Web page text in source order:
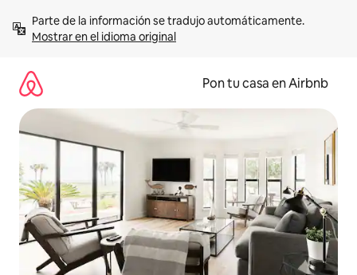
contenidoMostrar en el idioma original
Pon tu casa en Airbnb